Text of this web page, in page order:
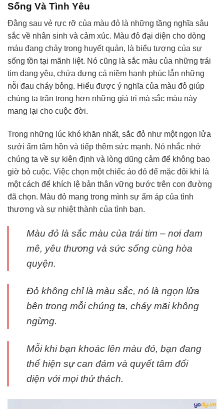
Sống Và Tình Yêu
Đằng sau vẻ rực rỡ của màu đỏ là những tầng nghĩa sâu
sắc về nhân sinh và cảm xúc. Màu đỏ đại diện cho dòng
máu đang chảy trong huyết quản, là biểu tượng của sự
sống tồn tại mãnh liệt. Nó cũng là sắc màu của những trái
tim đang yêu, chứa đựng cả niềm hạnh phúc lẫn những
nỗi đau cháy bỏng. Hiểu được ý nghĩa của màu đỏ giúp
chúng ta trân trọng hơn những giá trị mà sắc màu này
mang lại cho cuộc đời.
Trong những lúc khó khăn nhất, sắc đỏ như một ngọn lửa
sưởi ấm tâm hồn và tiếp thêm sức mạnh. Nó nhắc nhở
chúng ta về sự kiên định và lòng dũng cảm để không bao
giờ bỏ cuộc. Việc chọn một chiếc áo đỏ để mặc đôi khi là
một cách để khích lệ bản thân vững bước trên con đường
đã chọn. Màu đỏ mang trong mình sự ấm áp của tình
thương và sự nhiệt thành của tình bạn.
Màu đỏ là sắc màu của trái tim – nơi đam
mê, yêu thương và sức sống cùng hòa
quyện.
Đỏ không chỉ là màu sắc, nó là ngọn lửa
bên trong mỗi chúng ta, cháy mãi không
ngừng.
Mỗi khi bạn khoác lên màu đỏ, bạn đang
thể hiện sự can đảm và quyết tâm đối
diện với mọi thử thách.